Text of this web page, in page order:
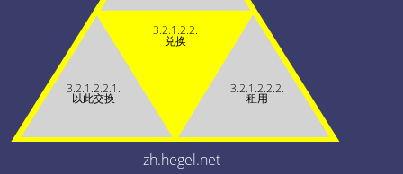
3.2.1.2.2.
兑换
3.2.1.2.2.1.
以此交换
3.2.1.2.2.2.
租用
zh.hegel.net